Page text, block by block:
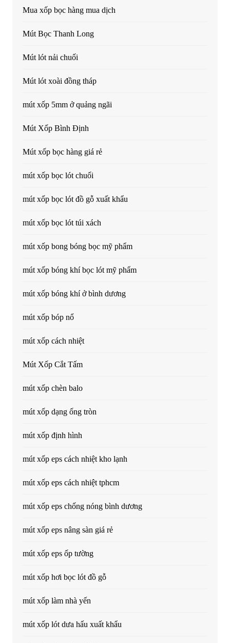
Mua xốp bọc hàng mua dịch
Mút Bọc Thanh Long
Mút lót nải chuối
Mút lót xoài đồng tháp
mút xốp 5mm ở quảng ngãi
Mút Xốp Bình Định
Mút xốp bọc hàng giá rẻ
mút xốp bọc lót chuối
mút xốp bọc lót đồ gỗ xuất khẩu
mút xốp bọc lót túi xách
mút xốp bong bóng bọc mỹ phẩm
mút xốp bóng khí bọc lót mỹ phẩm
mút xốp bóng khí ở bình dương
mút xốp bóp nổ
mút xốp cách nhiệt
Mút Xốp Cắt Tấm
mút xốp chèn balo
mút xốp dạng ống tròn
mút xốp định hình
mút xốp eps cách nhiệt kho lạnh
mút xốp eps cách nhiệt tphcm
mút xốp eps chống nóng bình dương
mút xốp eps nâng sàn giá rẻ
mút xốp eps ốp tường
mút xốp hơi bọc lót đồ gỗ
mút xốp làm nhà yến
mút xốp lót dưa hấu xuất khẩu